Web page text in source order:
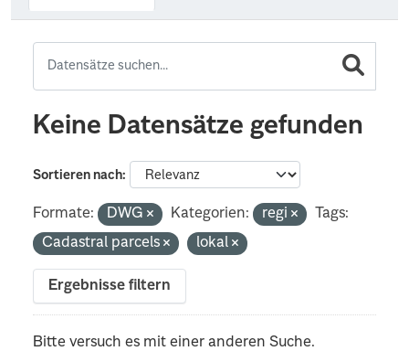
Keine Datensätze gefunden
Sortieren nach
Formate: DWG Kategorien: regi
Tags:
Cadastral parcels
lokal
Ergebnisse filtern
Bitte versuch es mit einer anderen Suche.